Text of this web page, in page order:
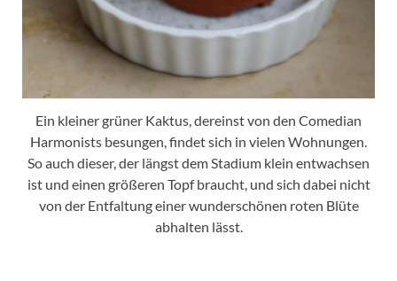
Ein kleiner grüner Kaktus, dereinst von den Comedian
Harmonists besungen, findet sich in vielen Wohnungen.
So auch dieser, der längst dem Stadium klein entwachsen
ist und einen größeren Topf braucht, und sich dabei nicht
von der Entfaltung einer wunderschönen roten Blüte
abhalten lässt.